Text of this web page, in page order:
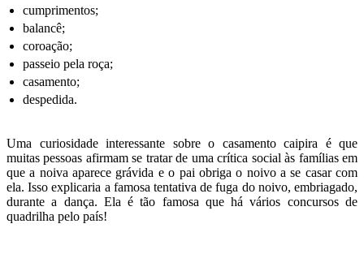
cumprimentos;
balancê;
coroação;
passeio pela roça;
casamento;
despedida.
Uma curiosidade interessante sobre o casamento caipira é que
muitas pessoas afirmam se tratar de uma crítica social às famílias em
que a noiva aparece grávida e o pai obriga o noivo a se casar com
ela. Isso explicaria a famosa tentativa de fuga do noivo, embriagado,
durante a dança. Ela é tão famosa que há vários concursos de
quadrilha pelo país!